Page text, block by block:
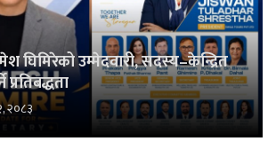
घिमिरेको उम्मेदवारी, सदस्य–केन्द्रित
प्रतिबद्धता
२०८३